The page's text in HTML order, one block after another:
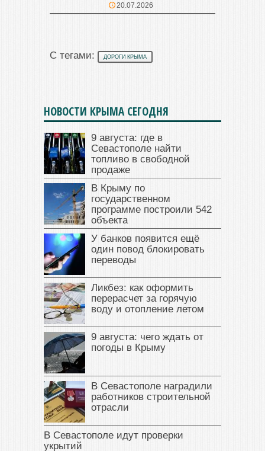
20.07.2026
С тегами: ДОРОГИ КРЫМА
НОВОСТИ КРЫМА СЕГОДНЯ
9 августа: где в
Севастополе найти
топливо в свободной
продаже
В Крыму по
государственном
программе построили 542
объекта
У банков появится ещё
один повод блокировать
переводы
Ликбез: как оформить
перерасчет за горячую
воду и отопление летом
9 августа: чего ждать от
погоды в Крыму
В Севастополе наградили
работников строительной
отрасли
В Севастополе идут проверки
укрытий